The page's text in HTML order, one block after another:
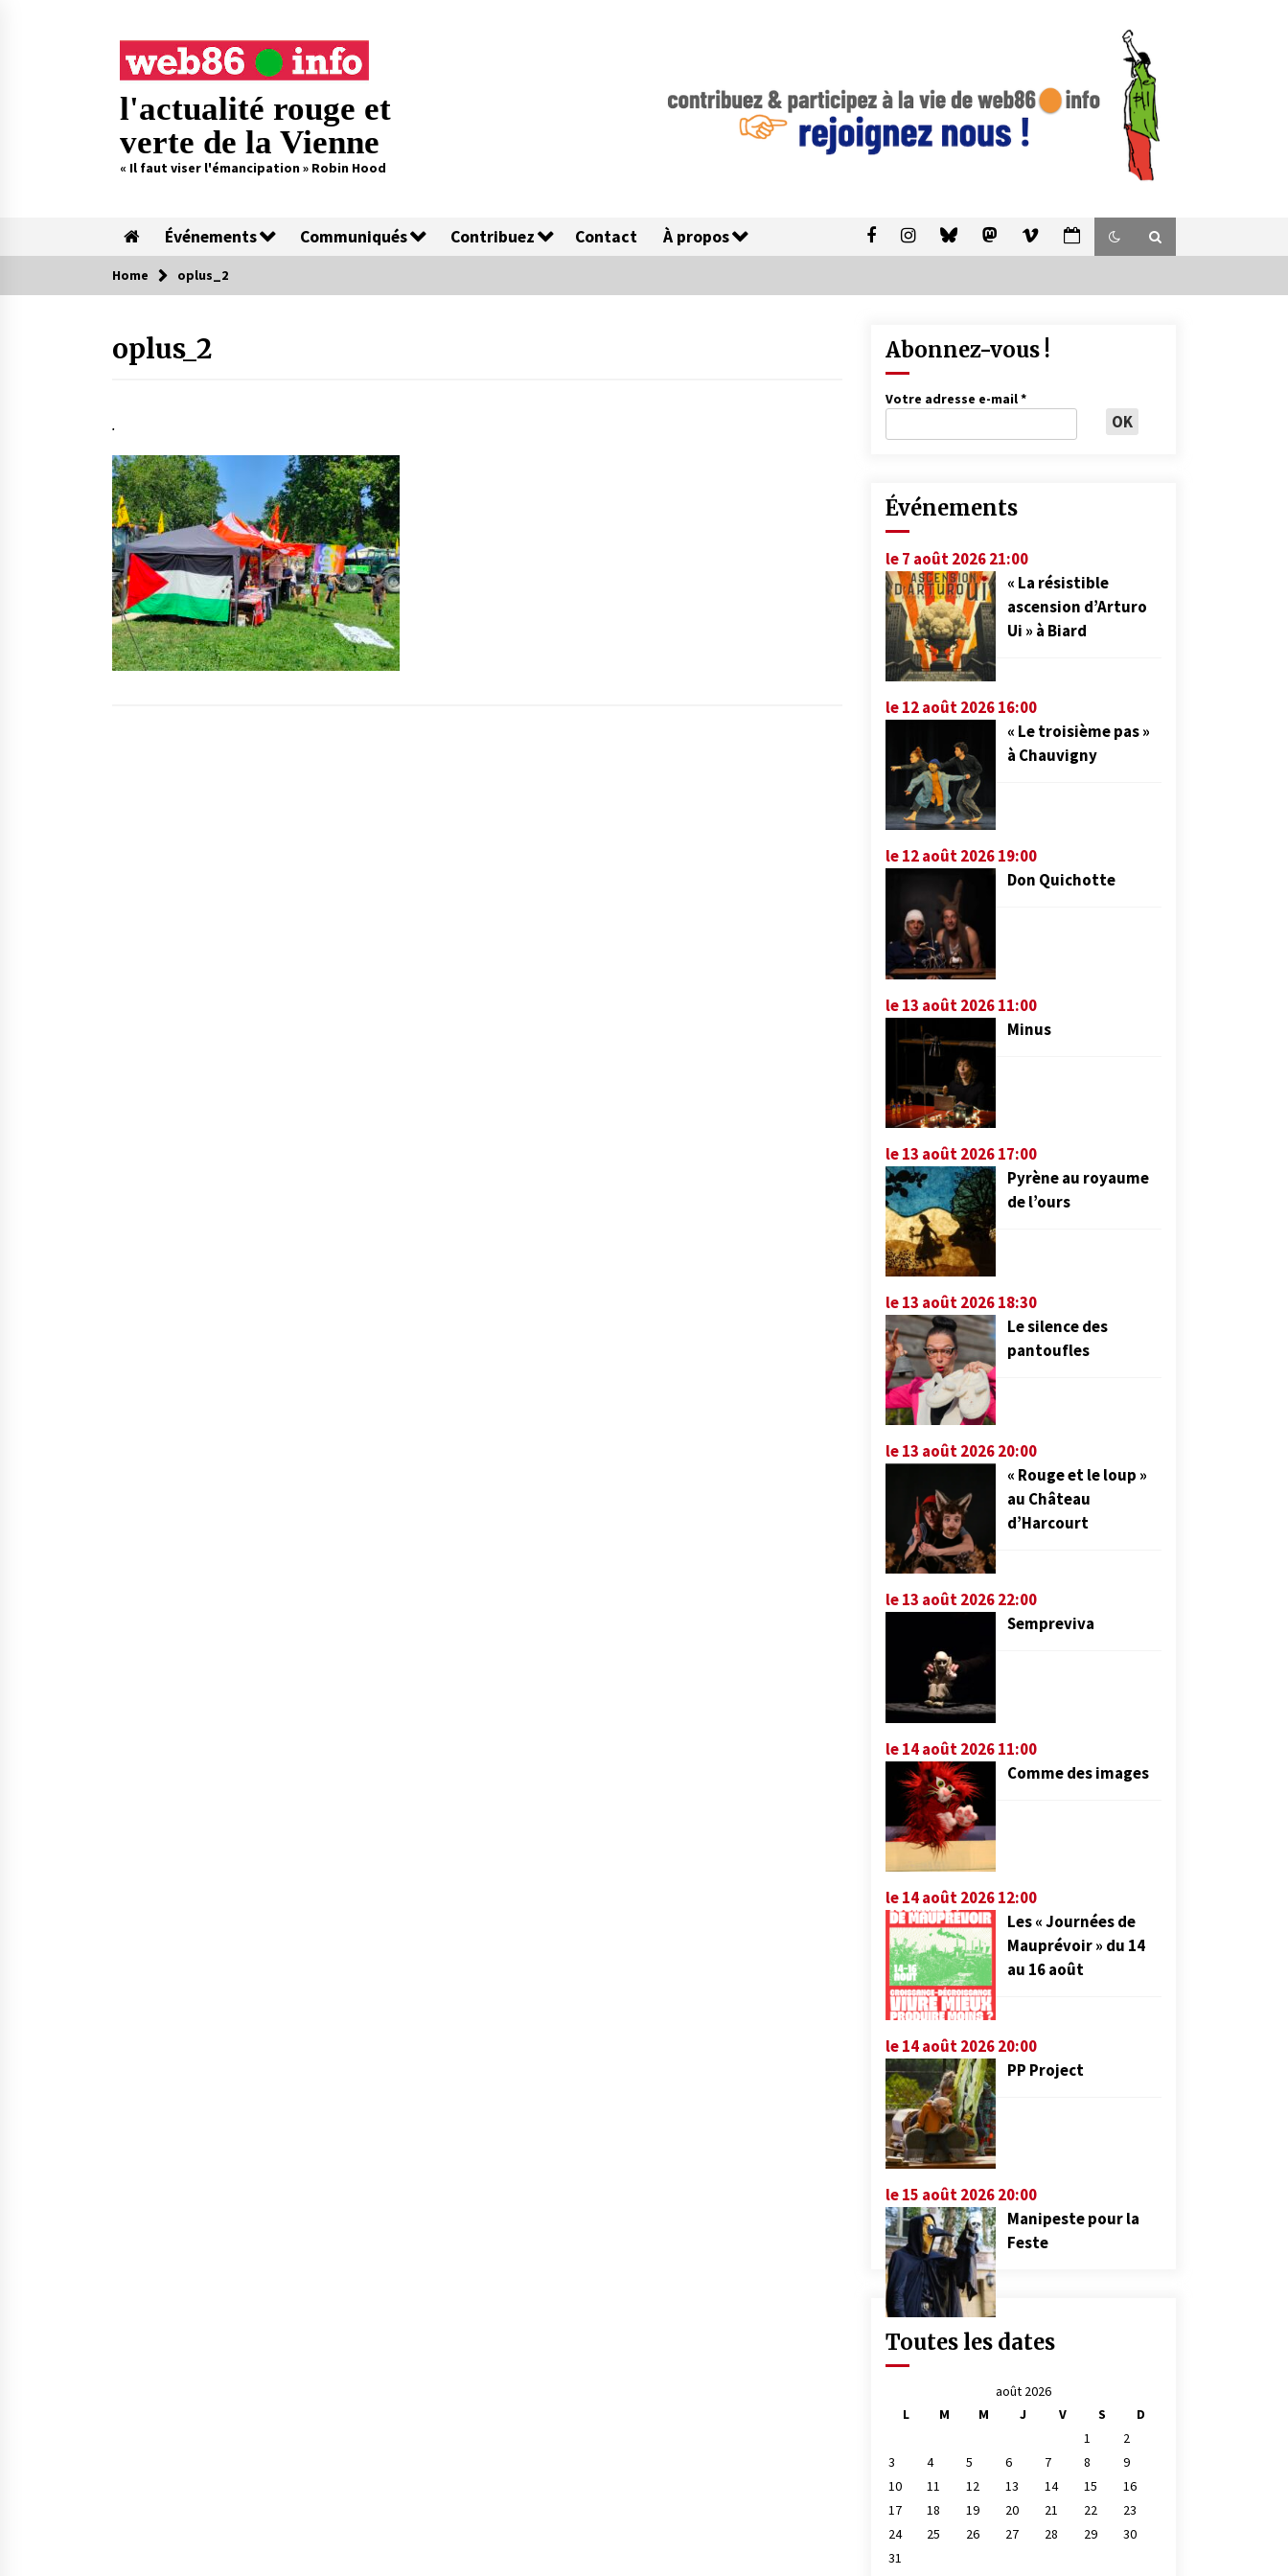
l'actualité rouge et
verte de la Vienne
« Il faut viser l'émancipation » Robin Hood
Événements Communiqués Contribuez Contact À propos
Home oplus_2
oplus_2
.
Abonnez-vous !
Votre adresse e-mail*
Événements
le 7 août 2026 21:00
« La résistible
ascension d’Arturo
Ui » à Biard
le 12 août 2026 16:00
« Le troisième pas »
à Chauvigny
le 12 août 2026 19:00
Don Quichotte
le 13 août 2026 11:00
Minus
le 13 août 2026 17:00
Pyrène au royaume
de l’ours
le 13 août 2026 18:30
Le silence des
pantoufles
le 13 août 2026 20:00
« Rouge et le loup »
au Château
d’Harcourt
le 13 août 2026 22:00
Sempreviva
le 14 août 2026 11:00
Comme des images
le 14 août 2026 12:00
Les « Journées de
Mauprévoir » du 14
au 16 août
le 14 août 2026 20:00
PP Project
le 15 août 2026 20:00
Manipeste pour la
Feste
Toutes les dates
août 2026
L
M M J V S
D
1
2
3
4 5 6 7 8
9
10
11 12 13 14 15
16
17
18 19 20 21 22
23
24
25 26 27 28 29
30
31